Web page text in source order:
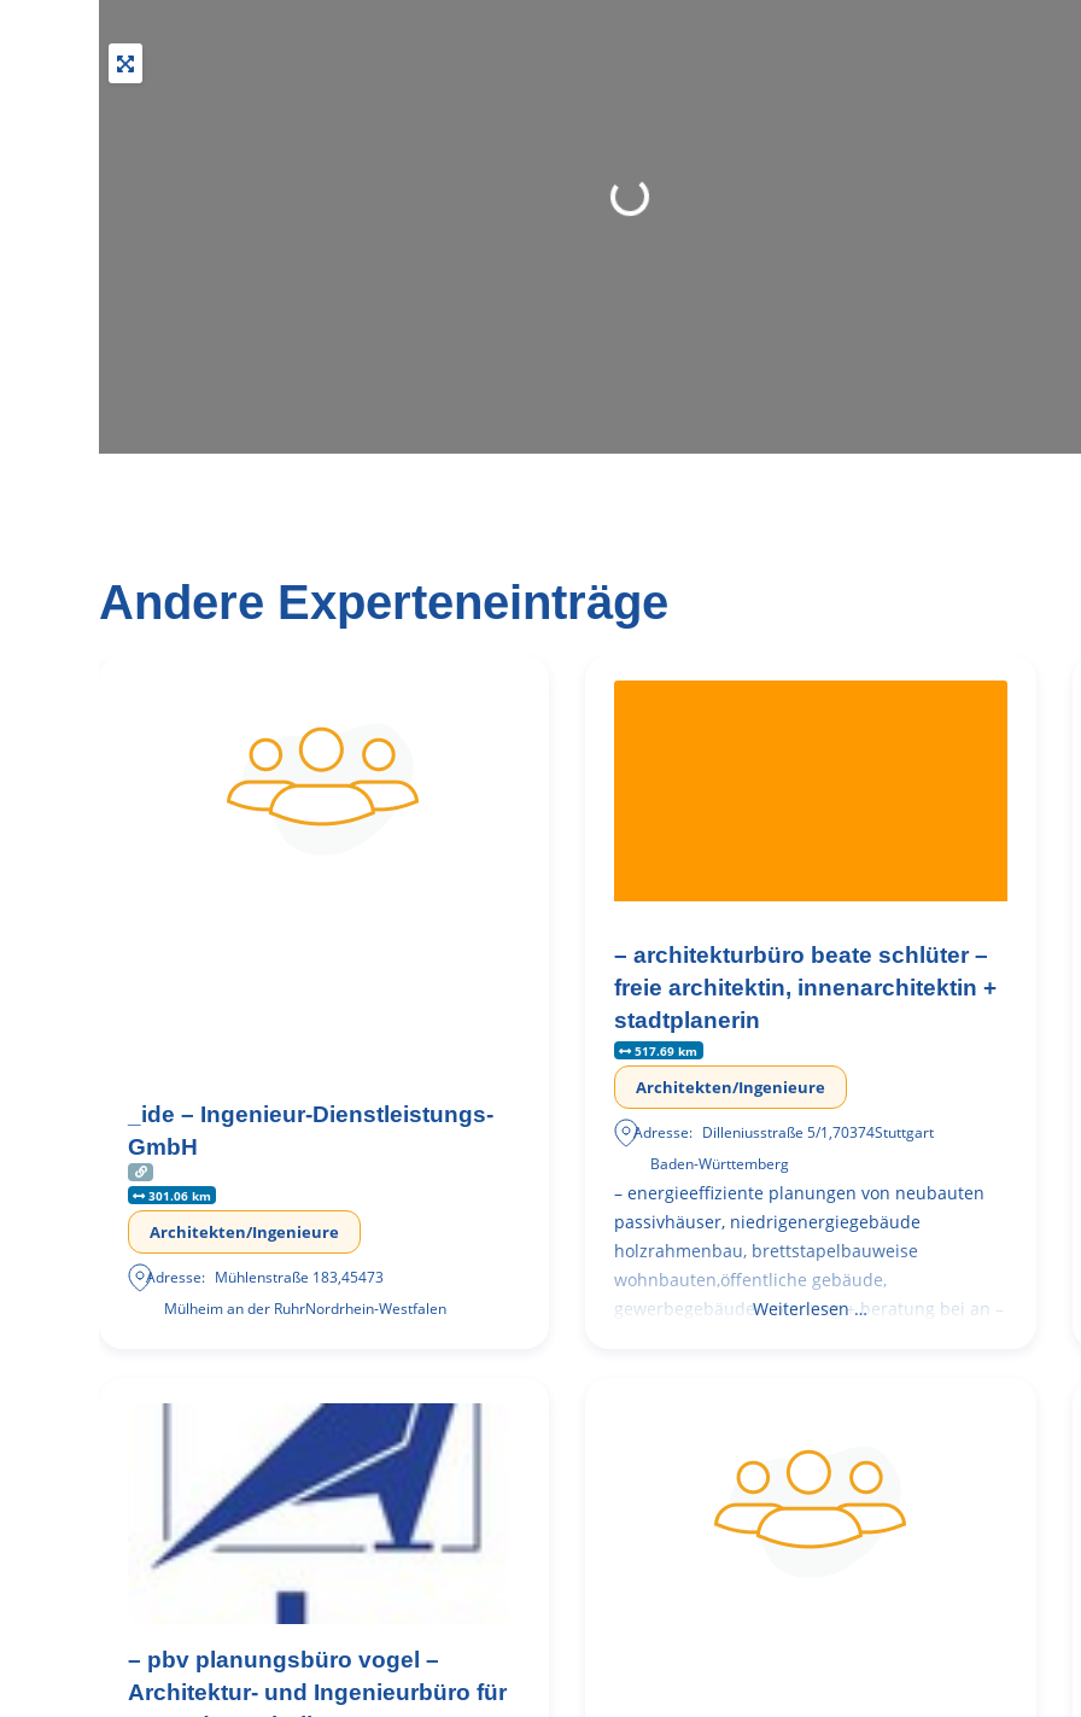
Wird geladen …
Andere Experteneinträge
_ide – Ingenieur-Dienstleistungs-
GmbH
301.06 km
Architekten/Ingenieure
Adresse: Mühlenstraße 183,45473
Mülheim an der RuhrNordrhein-Westfalen
– architekturbüro beate schlüter –
freie architektin, innenarchitektin +
stadtplanerin
517.69 km
Architekten/Ingenieure
Adresse: Dilleniusstraße 5/1,70374Stuttgart
Baden-Württemberg
– energieeffiziente planungen von neubauten
passivhäuser, niedrigenergiegebäude
holzrahmenbau, brettstapelbauweise
wohnbauten,öffentliche gebäude,
gewerbegebäude – planung + beratung bei an –
Weiterlesen …
– pbv planungsbüro vogel –
Architektur- und Ingenieurbüro für